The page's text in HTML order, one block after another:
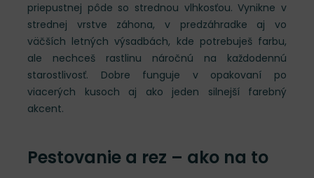
priepustnej pôde so strednou vlhkosťou. Vynikne v
strednej vrstve záhona, v predzáhradke aj vo
väčších letných výsadbách, kde potrebuješ farbu,
ale nechceš rastlinu náročnú na každodennú
starostlivosť. Dobre funguje v opakovaní po
viacerých kusoch aj ako jeden silnejší farebný
akcent.
Pestovanie a rez – ako na to